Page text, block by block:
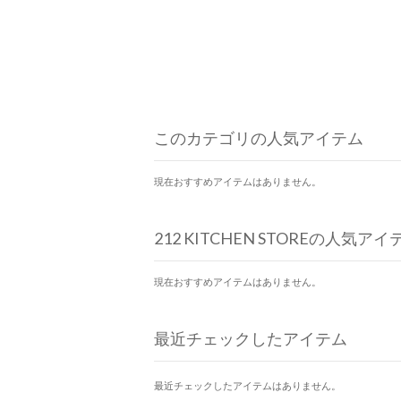
このカテゴリの人気アイテム
現在おすすめアイテムはありません。
212 KITCHEN STOREの人気アイ
現在おすすめアイテムはありません。
最近チェックしたアイテム
最近チェックしたアイテムはありません。